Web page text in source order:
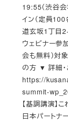
19:55（渋谷
イン（定員
道玄坂1丁目
ウェビナー参
会も無料）対
の方 ▼ 詳細・
https://
summit-
【基調講演】
日本パートナ